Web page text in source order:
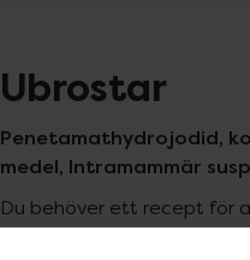
Ubrostar
Penetamathydrojodid,
medel, Intramammär
Du behöver ett recept för
recept kan du handla